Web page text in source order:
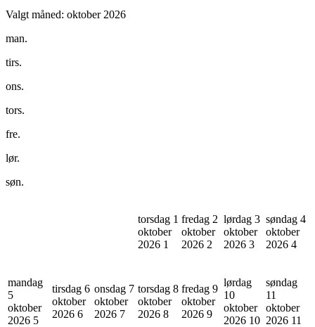
Valgt måned: oktober 2026
man.
tirs.
ons.
tors.
fre.
lør.
søn.
torsdag 1
oktober
2026 1
fredag 2
oktober
2026 2
lørdag 3
oktober
2026 3
søndag 4
oktober
2026 4
mandag
5
oktober
2026 5
tirsdag 6
oktober
2026 6
onsdag 7
oktober
2026 7
torsdag 8
oktober
2026 8
fredag 9
oktober
2026 9
lørdag
10
oktober
2026 10
søndag
11
oktober
2026 11